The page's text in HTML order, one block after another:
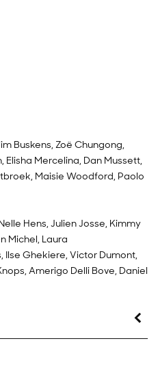
Buskens, Zoë Chungong,
Elisha Mercelina, Dan Mussett,
Maisie Woodford, Paolo
Hens, Julien Josse, Kimmy
Michel, Laura
Ghekiere, Victor Dumont,
Amerigo Delli Bove, Daniel